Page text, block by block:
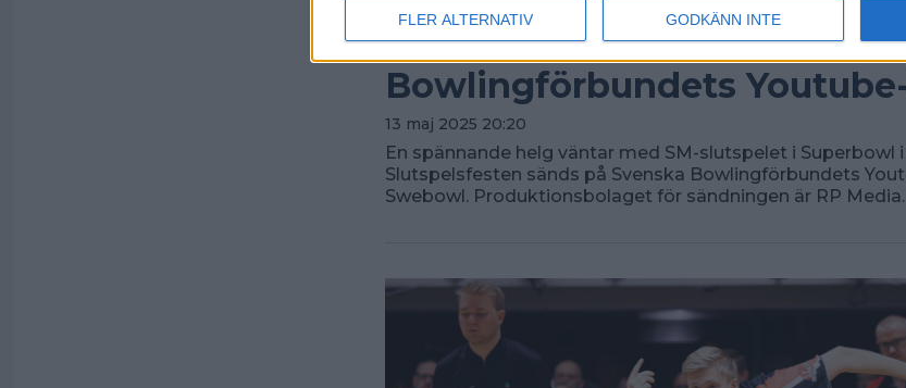
FLER ALTERNATIV GODKÄNN INTE
SM-slutspelet sänds på
Bowlingförbundets
13 maj 2025 20:20
En spännande helg väntar med SM-slutspelet i Superbowl
Slutspelsfesten sänds på Svenska Bowlingförbundets
Swebowl. Produktionsbolaget för sändningen är RP